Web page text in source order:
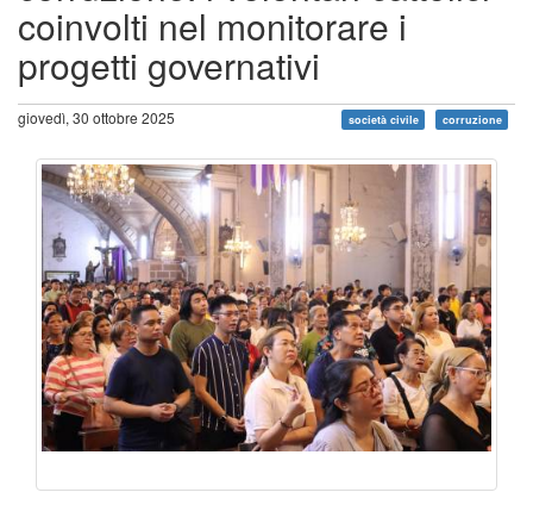
coinvolti nel monitorare i
progetti governativi
giovedì, 30 ottobre 2025 società civile corruzione